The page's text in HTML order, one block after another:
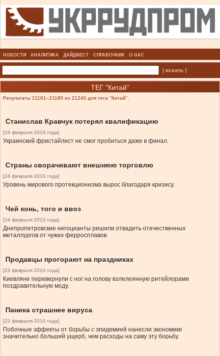
НОВОСТИ АНАЛИТИКА ДАЙДЖЕСТ СПРАВОЧНИК О НАС
| искать |
ТЕГ "Китай"
Результаты 21161–21180 из 21240 для тега "Китай".
Станислав Кравчук потерял квалификацию
[24 февраля 2010 года]
Украинский фристайлист не смог пробиться даже в финал.
Страны сворачивают внешнюю торговлю
[24 февраля 2010 года]
Уровень мирового протекционизма вырос благодаря кризису.
Чей конь, того и ввоз
[24 февраля 2010 года]
Днепропетровские негоцианты решили отвадить отечественных
металлургов от чужих ферросплавов.
Продавцы прогорают на праздниках
[23 февраля 2010 года]
Киевляне перевернули с ног на голову взлелеянную ритейлорами
поздравительную моду.
Паника страшнее вируса
[23 февраля 2010 года]
Побочные эффекты от борьбы с эпидемией нанесли экономике
значительно больший ущерб, чем расходы на саму эту борьбу.